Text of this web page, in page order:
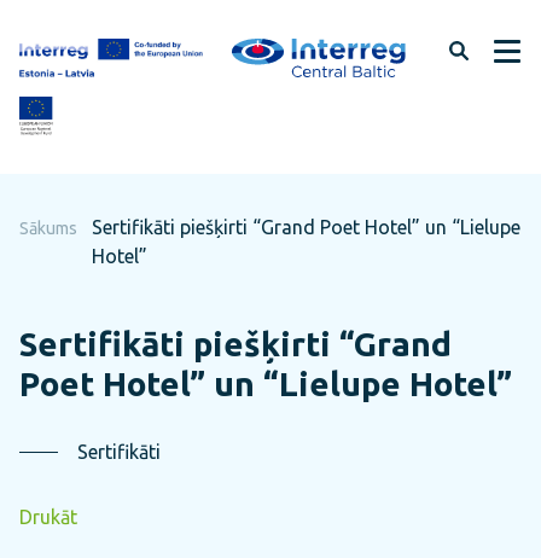
uz
lapas
saturu
Sākums
Sertifikāti piešķirti “Grand Poet Hotel” un “Lielupe
Hotel”
Sertifikāti piešķirti “Grand
Poet Hotel” un “Lielupe Hotel”
Sertifikāti
Drukāt